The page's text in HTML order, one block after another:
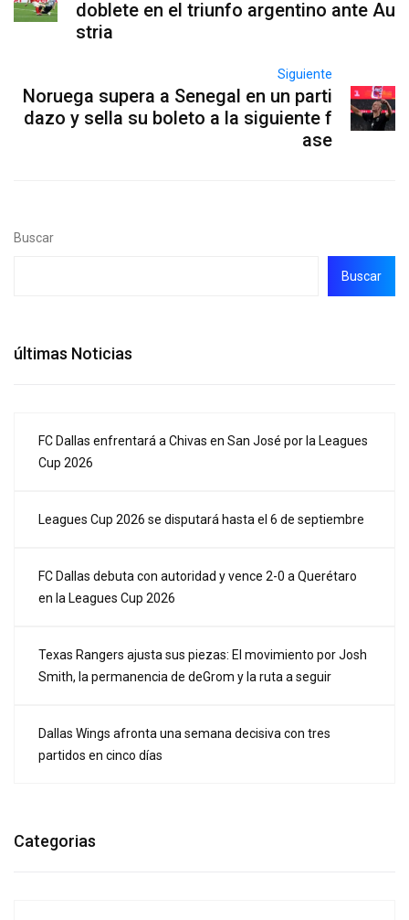
doblete en el triunfo argentino ante Au
stria
Siguiente
Noruega supera a Senegal en un parti
dazo y sella su boleto a la siguiente f
ase
Buscar
Buscar
últimas Noticias
FC Dallas enfrentará a Chivas en San José por la Leagues
Cup 2026
Leagues Cup 2026 se disputará hasta el 6 de septiembre
FC Dallas debuta con autoridad y vence 2-0 a Querétaro
en la Leagues Cup 2026
Texas Rangers ajusta sus piezas: El movimiento por Josh
Smith, la permanencia de deGrom y la ruta a seguir
Dallas Wings afronta una semana decisiva con tres
partidos en cinco días
Categorias